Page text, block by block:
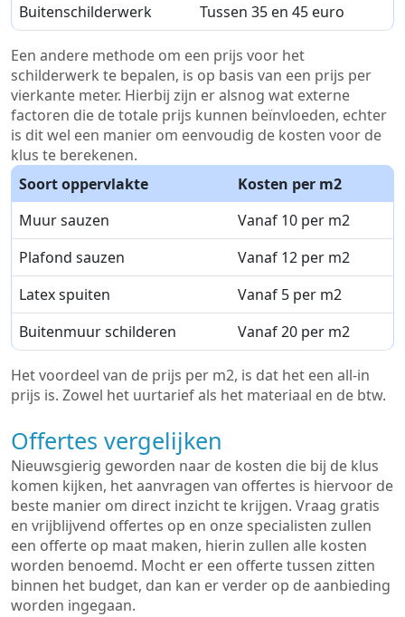
Buitenschilderwerk
Tussen 35 en 45 euro
Een andere methode om een prijs voor het
schilderwerk te bepalen, is op basis van een prijs per
vierkante meter. Hierbij zijn er alsnog wat externe
factoren die de totale prijs kunnen beïnvloeden, echter
is dit wel een manier om eenvoudig de kosten voor de
klus te berekenen.
Soort oppervlakte
Kosten per m2
Muur sauzen
Vanaf 10 per m2
Plafond sauzen
Vanaf 12 per m2
Latex spuiten
Vanaf 5 per m2
Buitenmuur schilderen
Vanaf 20 per m2
Het voordeel van de prijs per m2, is dat het een all-in
prijs is. Zowel het uurtarief als het materiaal en de btw.
Offertes vergelijken
Nieuwsgierig geworden naar de kosten die bij de klus
komen kijken, het aanvragen van offertes is hiervoor de
beste manier om direct inzicht te krijgen. Vraag gratis
en vrijblijvend offertes op en onze specialisten zullen
een offerte op maat maken, hierin zullen alle kosten
worden benoemd. Mocht er een offerte tussen zitten
binnen het budget, dan kan er verder op de aanbieding
worden ingegaan.